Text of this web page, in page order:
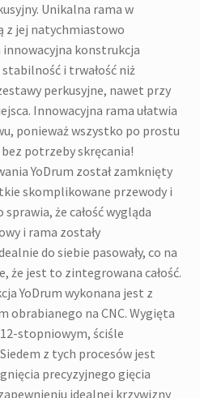
Unikalna rama w
z jej natychmiastowo
innowacyjna konstrukcja
i trwałość niż
perkusyjne, nawet przy
Innowacyjna rama ułatwia
ponieważ wszystko po prostu
potrzeby skręcania!
YoDrum został zamknięty
skomplikowane przewody i
że całość wygląda
i rama zostały
do siebie pasowały, co na
że jest to zintegrowana całość.
YoDrum wykonana jest z
obrabianego na CNC. Wygięta
stopniowym, ściśle
z tych procesów jest
precyzyjnego gięcia
idealnej krzywizny